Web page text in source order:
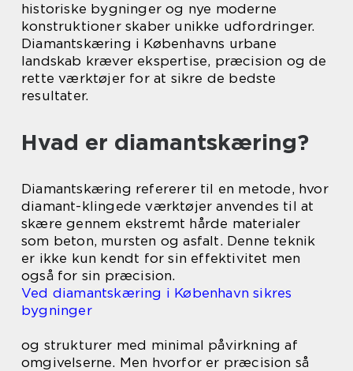
historiske bygninger og nye moderne
konstruktioner skaber unikke udfordringer.
Diamantskæring i Københavns urbane
landskab kræver ekspertise, præcision og de
rette værktøjer for at sikre de bedste
resultater.
Hvad er diamantskæring?
Diamantskæring refererer til en metode, hvor
diamant-klingede værktøjer anvendes til at
skære gennem ekstremt hårde materialer
som beton, mursten og asfalt. Denne teknik
er ikke kun kendt for sin effektivitet men
også for sin præcision.
Ved diamantskæring i København sikres
bygninger
og strukturer med minimal påvirkning af
omgivelserne. Men hvorfor er præcision så